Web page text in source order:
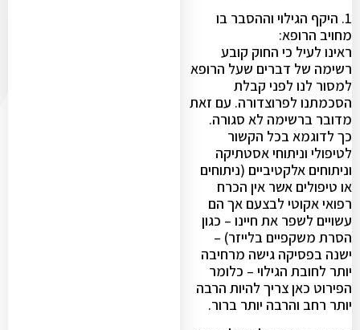
1. היקף הגילוי וההסבר בו
מחויב הרופא:
ראינו לעיל כי החוק קובע
רשימה של דברים שעל הרופא
למסור לנו לפני קבלת
הסכמתנו לפרוצדורה. עם זאת
מדובר ברשימה לא סגורה.
כך לדוגמא בכל הקשור
לטיפולי וניתוחי אסטתיקה
וניתוחים אלקטיביים (ניתוחים
או טיפולים אשר אין הכרח
רפואי אקוטי לבצעם אך הם
עשויים לשפר את חיינו – כגון
הסרת משקפיים בלייזר) –
ישנה בפסיקה גישה מרחיבה
יותר לחובת הגילוי – כלומר
הפירוט כאן צריך להיות הרבה
יותר רחב והרבה יותר ברור.